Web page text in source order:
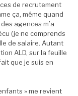
de recrutement
ça, même quand
agences m’a
(je ne comprends
de salaire. Autant
ALD, sur la feuille
que je suis en
» me revient